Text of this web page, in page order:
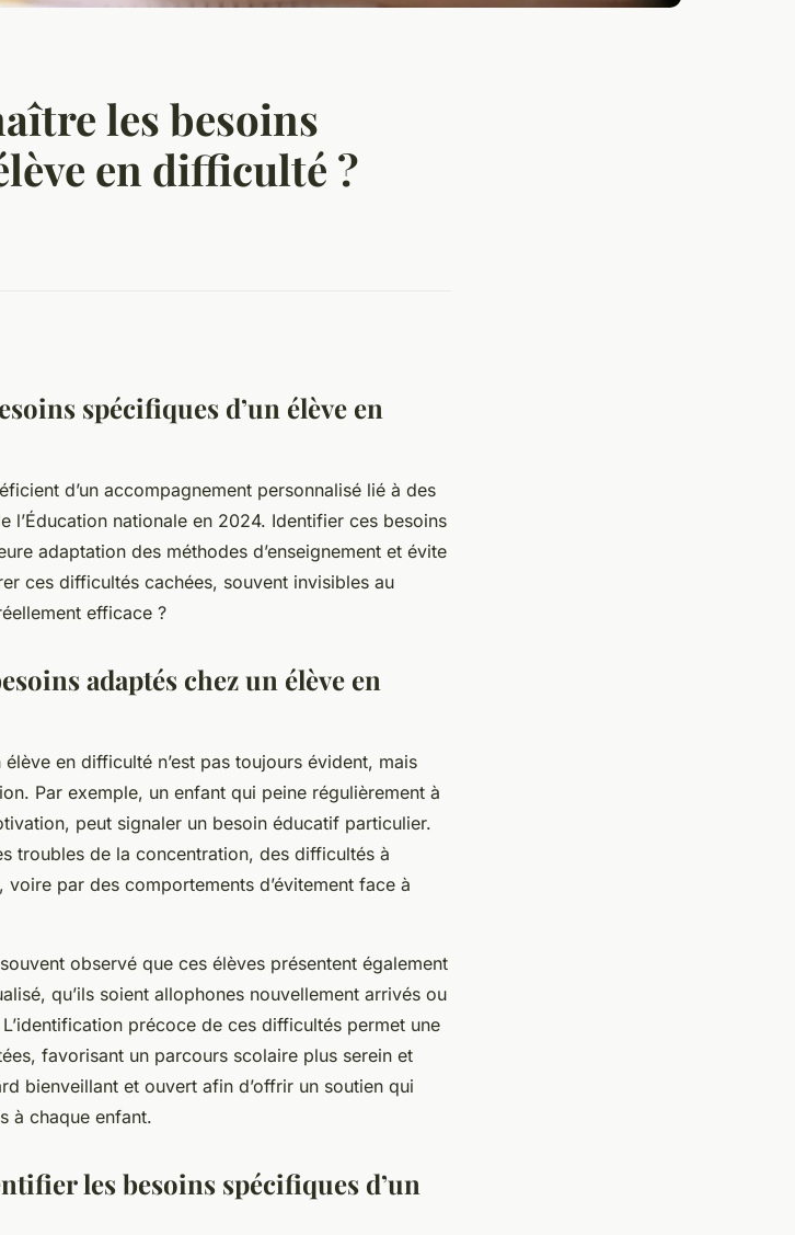
les besoins
en difficulté ?
spécifiques d’un élève en
d’un accompagnement personnalisé lié à des
l’Éducation nationale en 2024. Identifier ces besoins
adaptation des méthodes d’enseignement et évite
ces difficultés cachées, souvent invisibles au
efficace ?
adaptés chez un élève en
en difficulté n’est pas toujours évident, mais
Par exemple, un enfant qui peine régulièrement à
peut signaler un besoin éducatif particulier.
troubles de la concentration, des difficultés à
par des comportements d’évitement face à
observé que ces élèves présentent également
qu’ils soient allophones nouvellement arrivés ou
précoce de ces difficultés permet une
favorisant un parcours scolaire plus serein et
bienveillant et ouvert afin d’offrir un soutien qui
à chaque enfant.
les besoins spécifiques d’un